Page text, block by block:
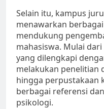
Selain itu, kampus
menawarkan
mendukung
mahasiswa. Mulai
yang dilengkapi
melakukan penelitian
hingga perpustakaan
berbagai referensi
psikologi.